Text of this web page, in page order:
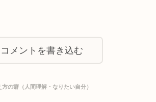
コメントを書き込む
方の癖（人間理解・なりたい自分）